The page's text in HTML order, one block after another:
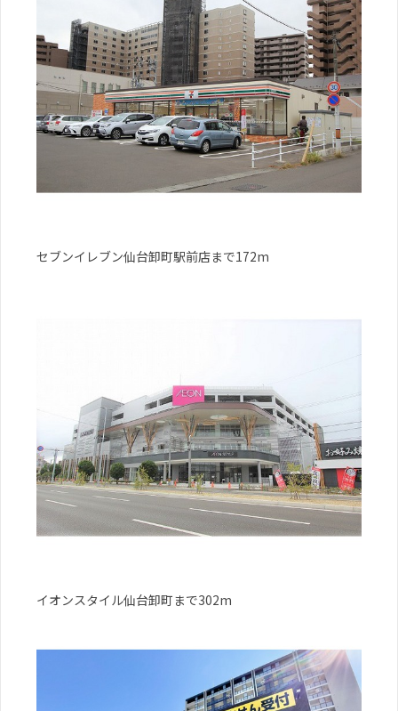
セブンイレブン仙台卸町駅前店まで172m
イオンスタイル仙台卸町まで302m